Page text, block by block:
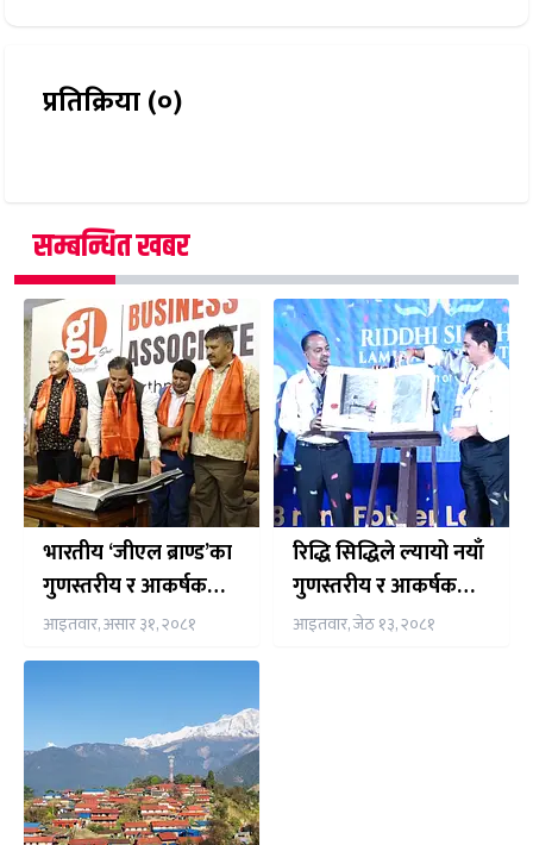
प्रतिक्रिया (०)
सम्बन्धित खबर
भारतीय ‘जीएल ब्राण्ड’का
गुणस्तरीय र आकर्षक
डिजाइनका लेमिनेट्स
नेपाली बजारमा
आइतवार, असार ३१, २०८१
रिद्धि सिद्धिले ल्यायो नयाँ
गुणस्तरीय र आकर्षक
डिजाइनका लेमिनेट्स
आइतवार, जेठ १३, २०८१